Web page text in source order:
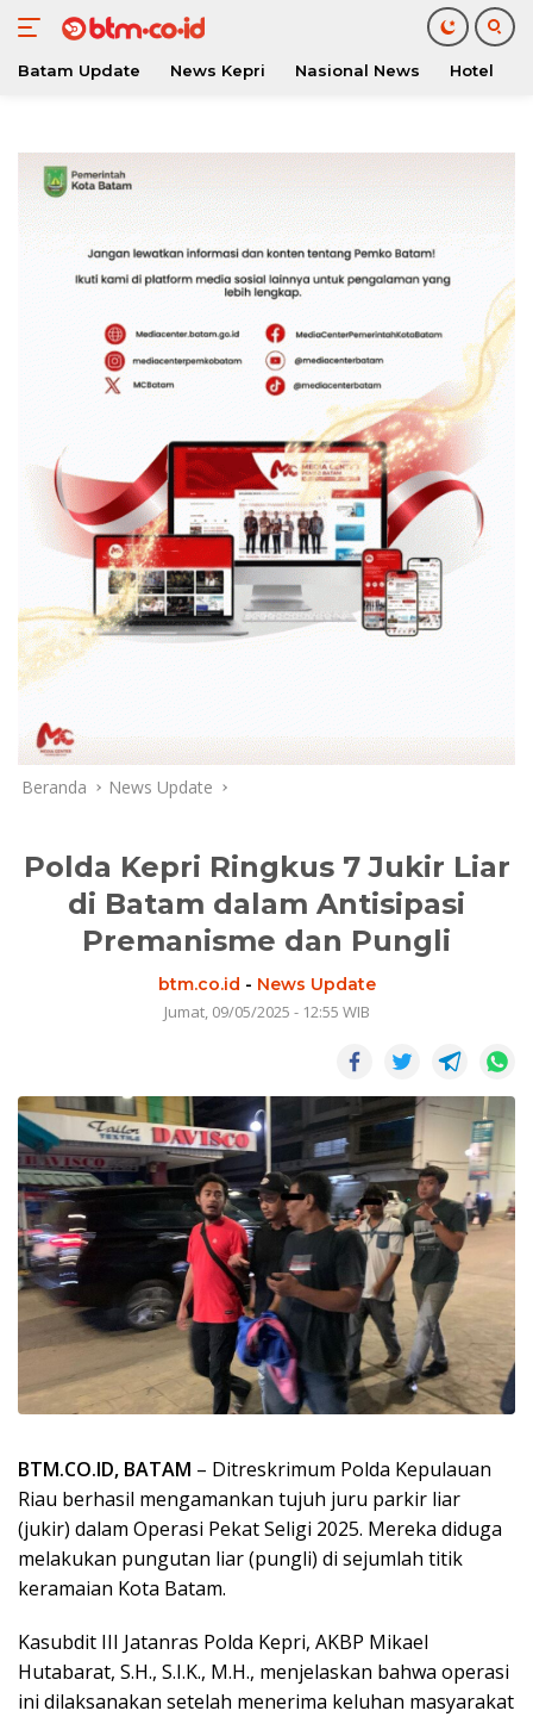
konten
Batam Update News Kepri Nasional News Hotel
Beranda News Update
Polda Kepri Ringkus 7 Jukir Liar
di Batam dalam Antisipasi
Premanisme dan Pungli
btm.co.id - News Update
Jumat, 09/05/2025 - 12:55 WIB
BTM.CO.ID, BATAM – Ditreskrimum Polda Kepulauan
Riau berhasil mengamankan tujuh juru parkir liar
(jukir) dalam Operasi Pekat Seligi 2025. Mereka diduga
melakukan pungutan liar (pungli) di sejumlah titik
keramaian Kota Batam.
Kasubdit III Jatanras Polda Kepri, AKBP Mikael
Hutabarat, S.H., S.I.K., M.H., menjelaskan bahwa operasi
ini dilaksanakan setelah menerima keluhan masyarakat